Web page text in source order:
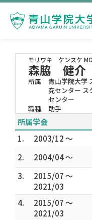
モリワキ ケンスケ
森脇 健介
所属
青山学院大学
究センター ス
センター
職種
助手
所属学会
1.
2003/12 ～
2.
2004/04 ～
3.
2015/07 ～
2021/03
4.
2015/07 ～
2021/03